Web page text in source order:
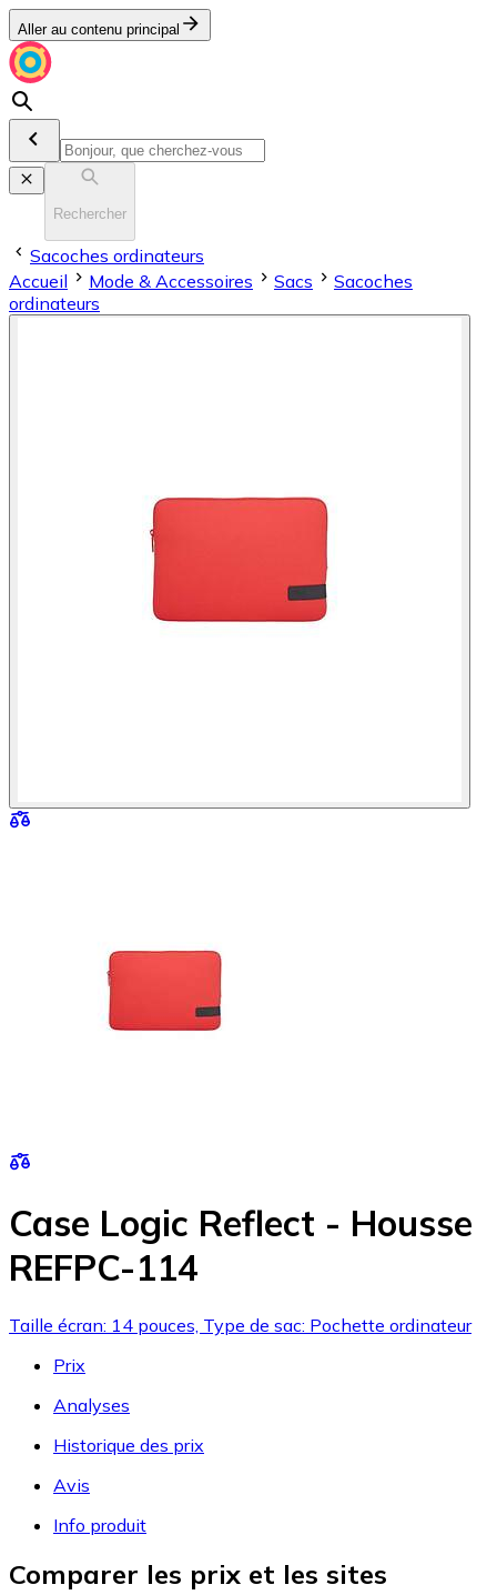
Aller au contenu principal
Rechercher
Sacoches ordinateurs
Accueil
Mode & Accessoires Sacs
Sacoches
ordinateurs
Case Logic Reflect - Housse
REFPC-114
Taille écran: 14 pouces, Type de sac: Pochette ordinateur
Prix
Analyses
Historique des prix
Avis
Info produit
Comparer les prix et les sites